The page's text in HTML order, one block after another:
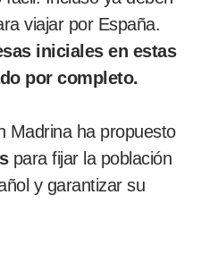
viajar por España.
iniciales en estas
por completo.
Madrina ha propuesto
para fijar la población
y garantizar su